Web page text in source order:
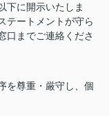
下に開示いたしま
テートメントが守ら
口までご連絡くださ
を尊重・厳守し、個